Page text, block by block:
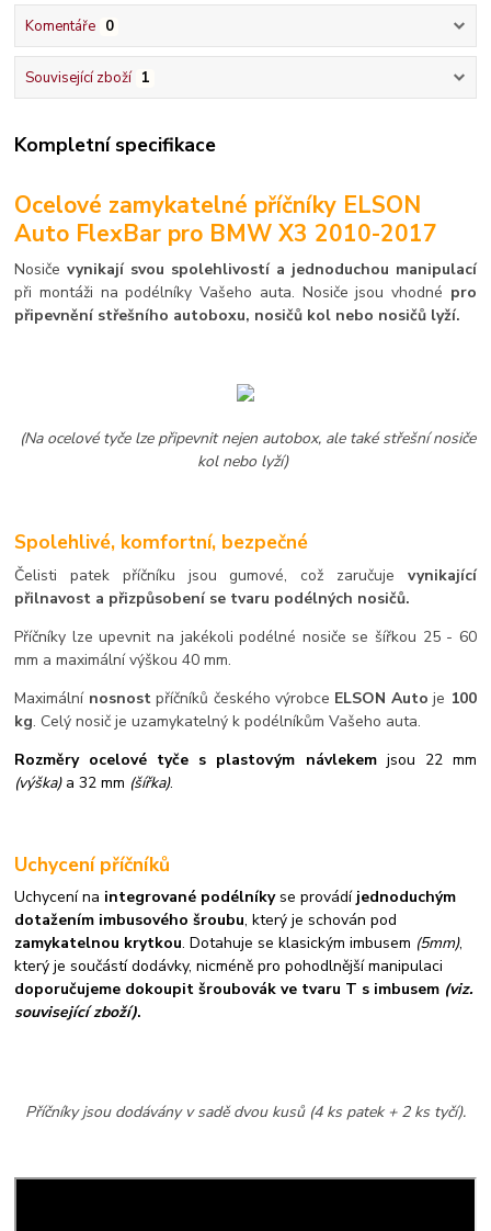
Komentáře 0
Související zboží 1
Kompletní specifikace
Ocelové zamykatelné příčníky ELSON
Auto FlexBar pro BMW X3 2010-2017
Nosičevynikají svou spolehlivostí a jednoduchou manipulací
při montáži na podélníky Vašeho auta. Nosiče jsou vhodné pro
připevnění střešního autoboxu, nosičů kol nebo nosičů lyží.
(Na ocelové tyče lze připevnit nejen autobox, ale také střešní nosiče
kol nebo lyží)
Spolehlivé, komfortní, bezpečné
Čelisti patek příčníku jsou gumové, což zaručuje vynikající
přilnavost a přizpůsobení se tvaru podélných nosičů.
Příčníky lze upevnit na jakékoli podélné nosiče se šířkou 25 - 60
mm a maximální výškou 40 mm.
Maximální nosnostpříčníků českého výrobce ELSON Autoje 100
kg. Celý nosič je uzamykatelný k podélníkům Vašeho auta.
Rozměry ocelové tyče s plastovým návlekemjsou 22 mm
(výška)a 32 mm (šířka).
Uchycení příčníků
Uchycení na integrované podélníkyse provádí jednoduchým
dotažením imbusového šroubu, který je schován pod
zamykatelnou krytkou. Dotahuje se klasickým imbusem (5mm),
který je součástí dodávky, nicméně pro pohodlnější manipulaci
doporučujeme dokoupit šroubovák ve tvaru T s imbusem (viz.
související zboží).
Příčníky jsou dodávány v sadě dvou kusů (4 ks patek + 2 ks tyčí).